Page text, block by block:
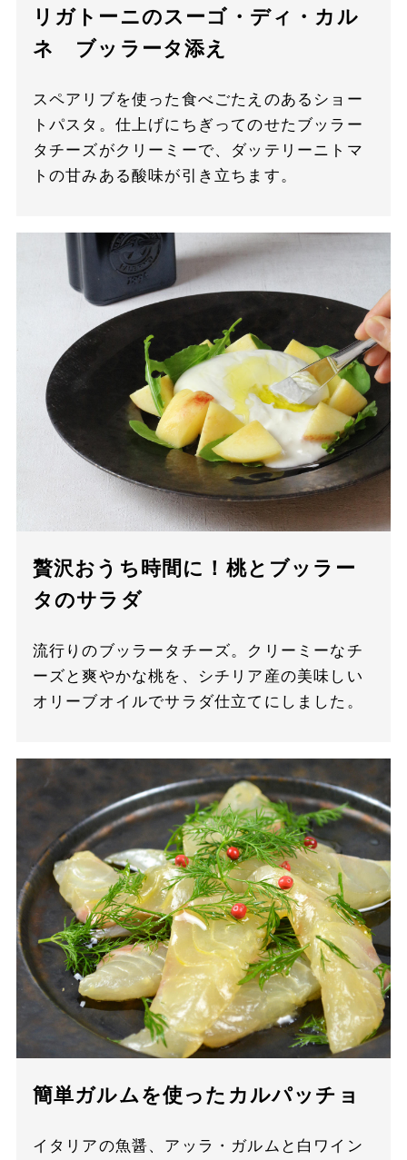
リガトーニのスーゴ・ディ・カル
ネ ブッラータ添え
スペアリブを使った食べごたえのあるショー
トパスタ。仕上げにちぎってのせたブッラー
タチーズがクリーミーで、ダッテリーニトマ
トの甘みある酸味が引き立ちます。
贅沢おうち時間に！桃とブッラー
タのサラダ
流行りのブッラータチーズ。クリーミーなチ
ーズと爽やかな桃を、シチリア産の美味しい
オリーブオイルでサラダ仕立てにしました。
簡単ガルムを使ったカルパッチョ
イタリアの魚醤、アッラ・ガルムと白ワイン